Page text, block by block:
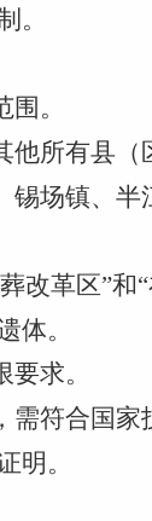
。
。
所有县
锡场镇、
改革区”
体。
要求。
需符合国
明。